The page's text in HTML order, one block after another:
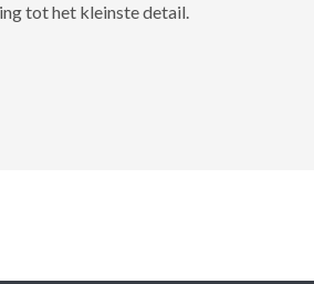
tot het kleinste detail.